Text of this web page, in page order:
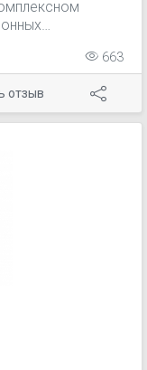
афтозные и
полости
при ОРВИ.
663
отзыв